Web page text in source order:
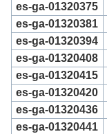
es-ga-01320375
es-ga-01320381
es-ga-01320394
es-ga-01320408
es-ga-01320415
es-ga-01320420
es-ga-01320436
es-ga-01320441